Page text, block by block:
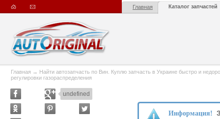
Главная Каталог запчастей
Главная → Найти автозапчасть по Вин. Куплю запчасть в Украине быстро и
регулировки газораспределения
undefined
Информация!